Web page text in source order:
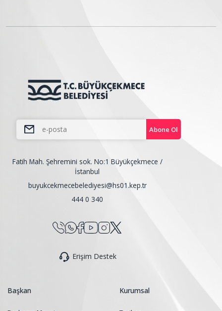
Abone Ol
Fatih Mah. Şehremini sok. No:1 Büyükçekmece /
İstanbul
buyukcekmecebelediyesi@hs01.kep.tr
444 0 340
Erişim Destek
Başkan Kurumsal